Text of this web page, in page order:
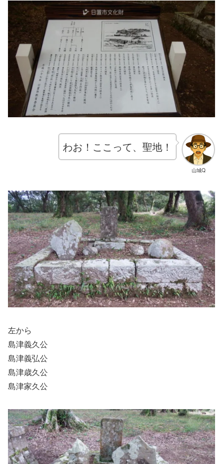
山城Q
わお！ここって、聖地！
左から
島津義久公
島津義弘公
島津歳久公
島津家久公